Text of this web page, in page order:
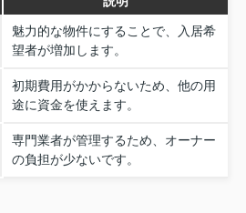
魅力的な物件にすることで、入居希
望者が増加します。
初期費用がかからないため、他の用
途に資金を使えます。
専門業者が管理するため、オーナー
の負担が少ないです。